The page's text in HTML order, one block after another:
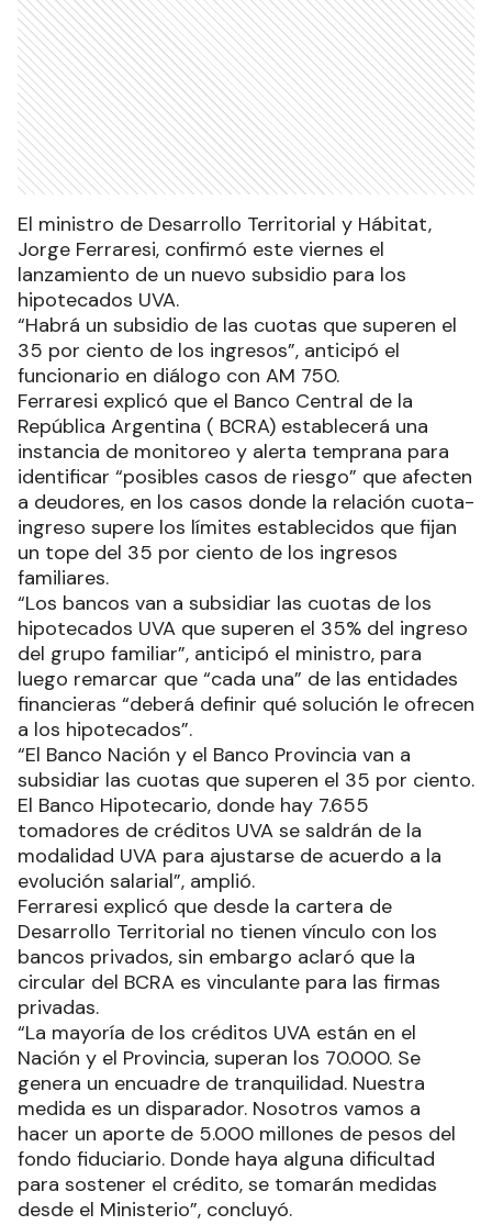
El ministro de Desarrollo Territorial y Hábitat,
Jorge Ferraresi, confirmó este viernes el
lanzamiento de un nuevo subsidio para los
hipotecados UVA.
“Habrá un subsidio de las cuotas que superen el
35 por ciento de los ingresos”, anticipó el
funcionario en diálogo con AM 750.
Ferraresi explicó que el Banco Central de la
República Argentina ( BCRA) establecerá una
instancia de monitoreo y alerta temprana para
identificar “posibles casos de riesgo” que afecten
a deudores, en los casos donde la relación cuota-
ingreso supere los límites establecidos que fijan
un tope del 35 por ciento de los ingresos
familiares.
“Los bancos van a subsidiar las cuotas de los
hipotecados UVA que superen el 35% del ingreso
del grupo familiar”, anticipó el ministro, para
luego remarcar que “cada una” de las entidades
financieras “deberá definir qué solución le ofrecen
a los hipotecados”.
“El Banco Nación y el Banco Provincia van a
subsidiar las cuotas que superen el 35 por ciento.
El Banco Hipotecario, donde hay 7.655
tomadores de créditos UVA se saldrán de la
modalidad UVA para ajustarse de acuerdo a la
evolución salarial”, amplió.
Ferraresi explicó que desde la cartera de
Desarrollo Territorial no tienen vínculo con los
bancos privados, sin embargo aclaró que la
circular del BCRA es vinculante para las firmas
privadas.
“La mayoría de los créditos UVA están en el
Nación y el Provincia, superan los 70.000. Se
genera un encuadre de tranquilidad. Nuestra
medida es un disparador. Nosotros vamos a
hacer un aporte de 5.000 millones de pesos del
fondo fiduciario. Donde haya alguna dificultad
para sostener el crédito, se tomarán medidas
desde el Ministerio”, concluyó.